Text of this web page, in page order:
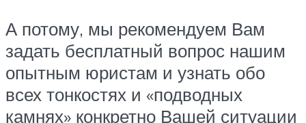
А потому, мы рекомендуем Вам
задать бесплатный вопрос нашим
опытным юристам и узнать обо
всех тонкостях и «подводных
камнях» конкретно Вашей ситуации